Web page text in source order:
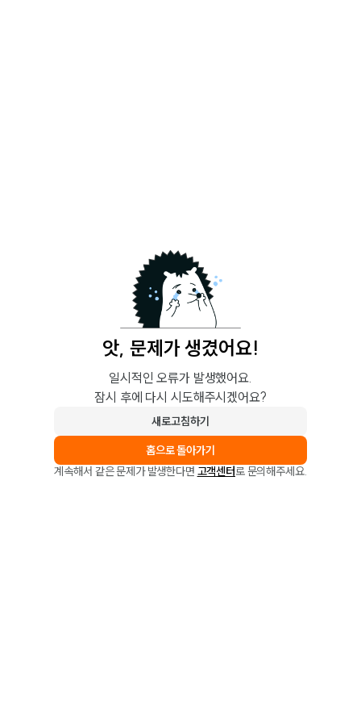
앗, 문제가 생겼어요!
일시적인 오류가 발생했어요.
잠시 후에 다시 시도해주시겠어요?
새로고침하기
홈으로 돌아가기
계속해서 같은 문제가 발생한다면 고객센터로 문의해주세요.